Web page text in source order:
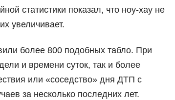
статистики показал, что ноу-хау не
увеличивает.
более 800 подобных табло. При
и времени суток, так и более
или «соседство» дня ДТП с
за несколько последних лет.